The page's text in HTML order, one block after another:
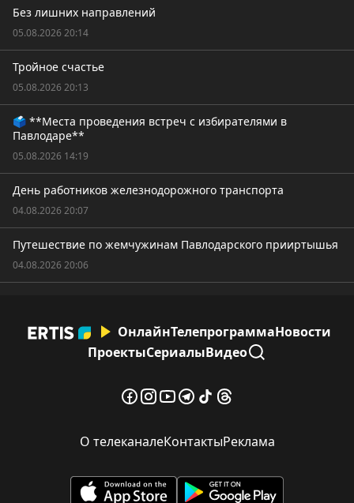
Без лишних направлений
05.08.2026 20:14
Тройное счастье
05.08.2026 20:13
🗳️ **Места проведения встреч с избирателями в
Павлодаре**
05.08.2026 14:19
День работников железнодорожного транспорта
04.08.2026 20:07
Путешествие по жемчужинам Павлодарского прииртышья
04.08.2026 20:06
ОнлайнТелепрограммаНовости
ПроектыСериалыВидео
О телеканалеКонтактыРеклама